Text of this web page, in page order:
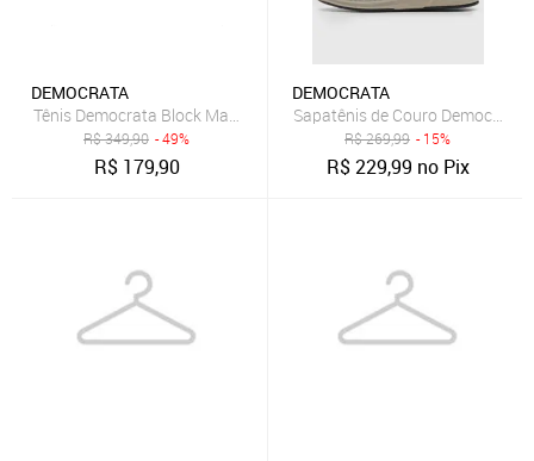
DEMOCRATA
Tênis Democrata Block Masculino Marrom
R$349,90 - 49%
R$ 179,90
DEMOCRATA
Sapatênis de Couro Democrata
R$269,99 - 15%
R$229,99 no Pix